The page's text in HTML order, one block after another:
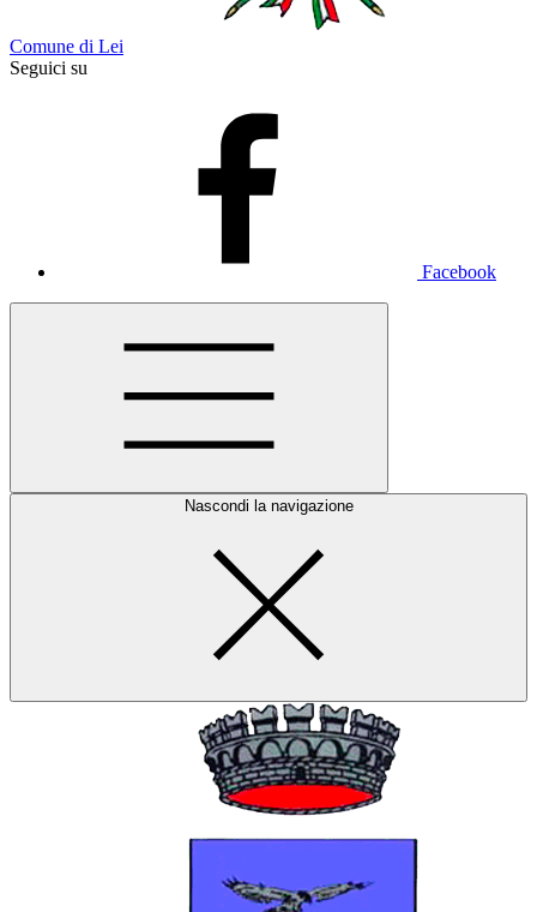
Comune di Lei
Seguici su
Facebook
Nascondi la navigazione